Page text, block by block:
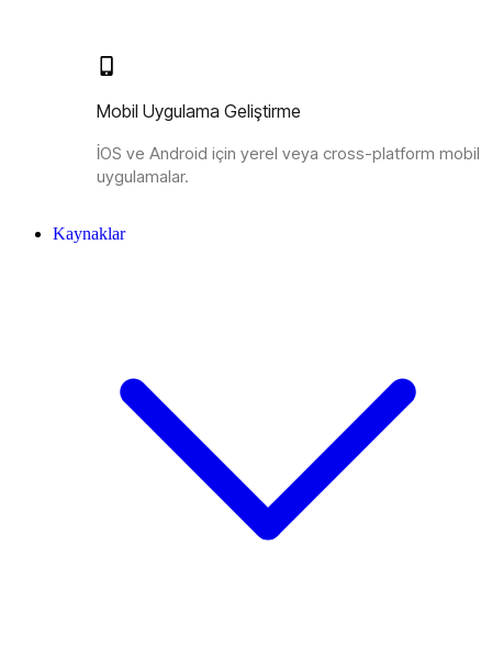
Mobil Uygulama Geliştirme
İOS ve Android için yerel veya cross-platform mobil
uygulamalar.
Kaynaklar